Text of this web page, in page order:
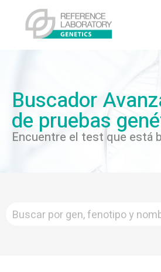
Buscador
de pruebas
Encuentre el test que está